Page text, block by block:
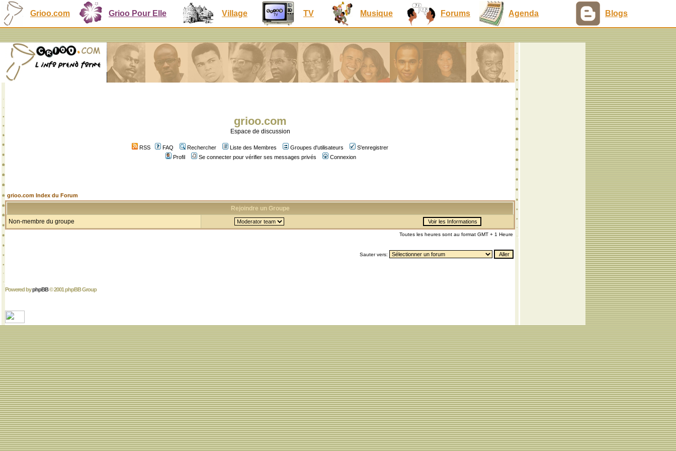
Grioo.com Grioo Pour Elle Village TV Musique Forums Agenda Blogs
grioo.com
Espace de discussion
RSS FAQ Rechercher Liste des Membres Groupes d'utilisateurs
S'enregistrer
Profil
Se connecter pour vérifier ses messages privés Connexion
grioo.com Index du Forum
Rejoindre un Groupe
Non-membre du groupe
Toutes les heures sont au format GMT + 1 Heure
Sauter vers:
Powered byphpBB© 2001 phpBB Group